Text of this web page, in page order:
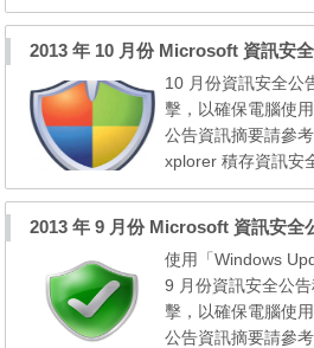
介面中的資訊安全
式碼 (2876331)
積存資訊安全更新
e 中的資訊安全風
碼 (2885093)
能會允許...
2013 年 10 月份 Microsoft 資訊安
10 月份資訊安全公
擊，以確保電腦使
公告資訊摘要請參
xplorer 積存資訊安
ws 核心模式驅動程
會允許遠端執行程
mework 中的資訊安
行程式碼 2864058
式庫中的資訊安全
式碼 2885089：
2013 年 9 月份 Microsoft 資訊安全
使用「Windows
9 月份資訊安全公
擊，以確保電腦使
公告資訊摘要請參